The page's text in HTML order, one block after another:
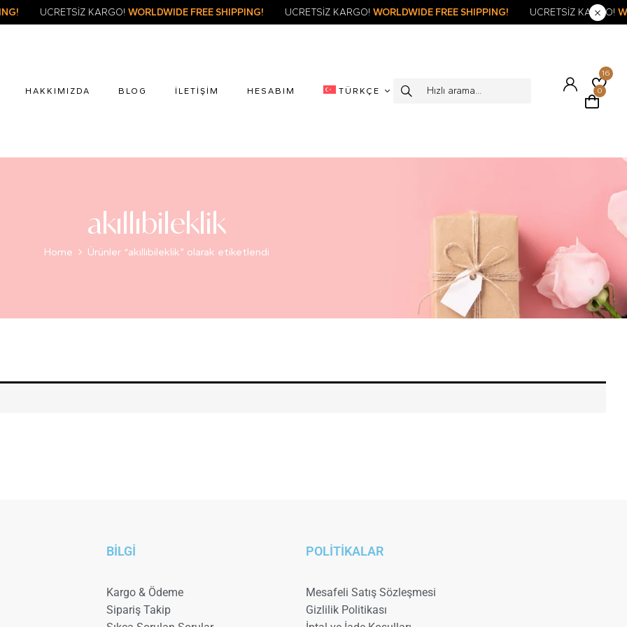
ÜCRETSİZ KARGO!WORLDWIDE FREE SHIPPING! ÜCRETSİZ KARGO!WORLDWIDE FREE SHIPPING! ÜCRETSİZ
HAKKIMIZDA BLOG İLETIŞIM HESABIM TÜRKÇE
16
0
akıllıbileklik
Home Ürünler “akıllıbileklik” olarak etiketlendi
BİLGİ
Kargo & Ödeme
Sipariş Takip
POLİTİKALAR
Mesafeli Satış Sözleşmesi
Gizlilik Politikası